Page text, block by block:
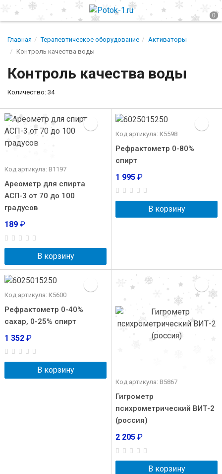
Главная Терапевтическое оборудование
Активаторы
Контроль качества воды
Контроль качества воды
Количество: 34
Код артикула: В1197
Ареометр для спирта
АСП-3 от 70 до 100
градусов
189 ₽
В корзину
Код артикула: К5598
Рефрактометр 0-80%
спирт
1 995 ₽
В корзину
Код артикула: К5600
Рефрактометр 0-40%
сахар, 0-25% спирт
1 352 ₽
В корзину
Код артикула: В5867
Гигрометр
психрометрический ВИТ-2
(россия)
2 205 ₽
В корзину